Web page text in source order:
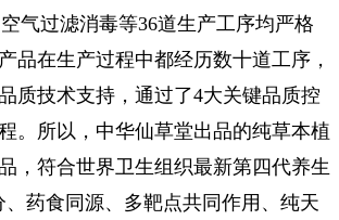
气过滤消毒等36道生产工序均严格
品在生产过程中都经历数十道工序，
质技术支持，通过了4大关键品质控
。所以，中华仙草堂出品的纯草本植
，符合世界卫生组织最新第四代养生
、药食同源、多靶点共同作用、纯天